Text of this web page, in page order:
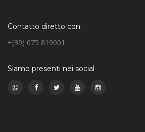
Contatto diretto con:
+(39) 075 819001
Siamo presenti nei social